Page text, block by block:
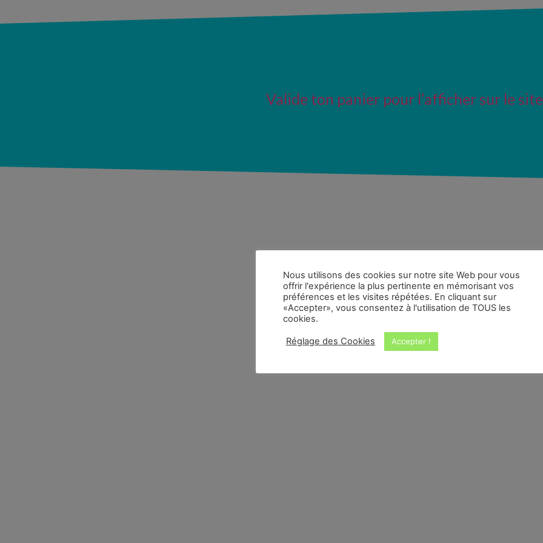
Valide ton panier pour l’afficher sur le
Nous utilisons des cookies sur notre site Web pour vous
offrir l'expérience la plus pertinente en mémorisant vos
préférences et les visites répétées. En cliquant sur
«Accepter», vous consentez à l'utilisation de TOUS les
cookies.
Réglage des Cookies Accepter !